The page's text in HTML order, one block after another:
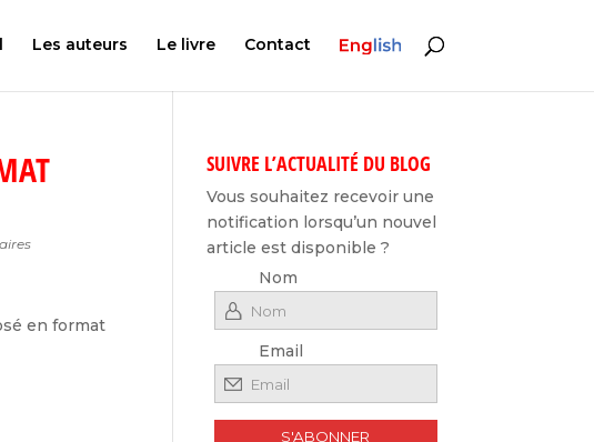
Les auteurs Le livre Contact E
n
l
en format
SUIVRE L’ACTUALITÉ DU BLOG
Vous souhaitez recevoir une
notification lorsqu’un nouvel
article est disponible ?
Nom
Email